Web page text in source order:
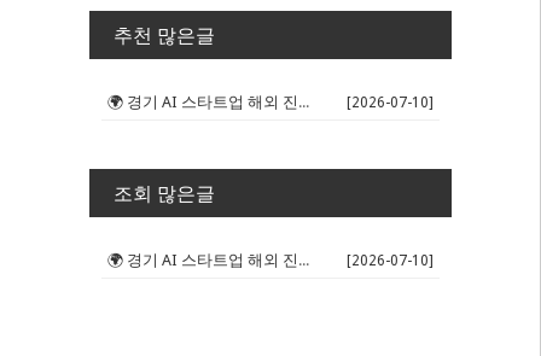
추천 많은글
🌍 경기 AI 스타트업 해외 진출 판... [2026-07-10]
조회 많은글
🌍 경기 AI 스타트업 해외 진출 판... [2026-07-10]